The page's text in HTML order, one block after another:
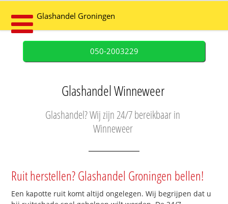
Glashandel Groningen
050-2003229
Glashandel Winneweer
Glashandel? Wij zijn 24/7 bereikbaar in
Winneweer
Ruit herstellen? Glashandel Groningen bellen!
Een kapotte ruit komt altijd ongelegen. Wij begrijpen dat u